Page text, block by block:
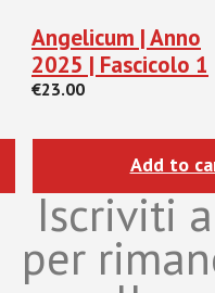
Angelicum | Anno
2025 | Fascicolo 1
€23.00
Add to
Iscriviti
per